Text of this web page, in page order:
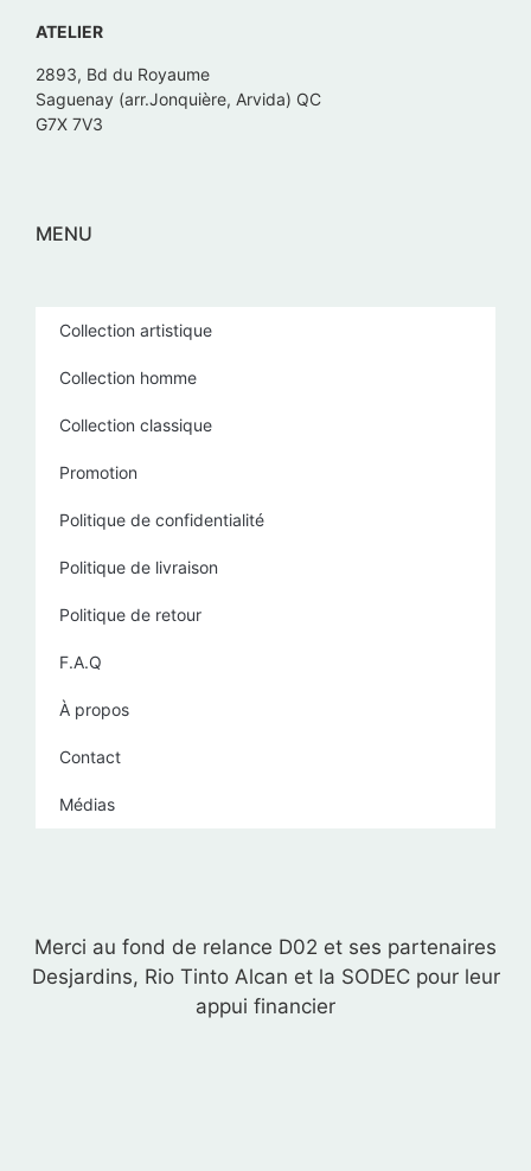
ATELIER
2893, Bd du Royaume
Saguenay (arr.Jonquière, Arvida) QC
G7X 7V3
MENU
Collection artistique
Collection homme
Collection classique
Promotion
Politique de confidentialité
Politique de livraison
Politique de retour
F.A.Q
À propos
Contact
Médias
Merci au fond de relance D02 et ses partenaires
Desjardins, Rio Tinto Alcan et la SODEC pour leur
appui financier